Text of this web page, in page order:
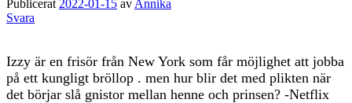
Publicerat 2022-01-15 av Annika
Svara
Izzy är en frisör från New York som får möjlighet att jobba
på ett kungligt bröllop . men hur blir det med plikten när
det börjar slå gnistor mellan henne och prinsen? -Netflix